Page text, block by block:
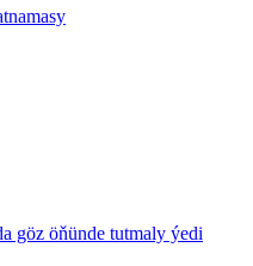
göz öňünde tutmaly ýedi